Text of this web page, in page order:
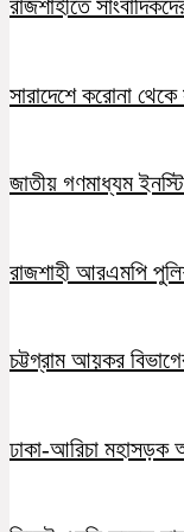
রাজশাহীতে
সারাদেশে করোনা
জাতীয় গণমাধ্যম
রাজশাহী আরএমপি
চট্টগ্রাম আয়কর
ঢাকা-আরিচা মহাসড়ক